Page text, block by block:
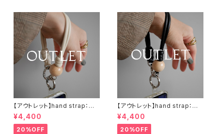
【アウトレット】hand strap：ウッ
ド（M)× 1 ナチュラル / アイボリ
ー
¥4,400
20%OFF
【アウトレット】hand strap：ウッ
ド（M)× 1 ナチュラル / ブラック
¥4,400
20%OFF